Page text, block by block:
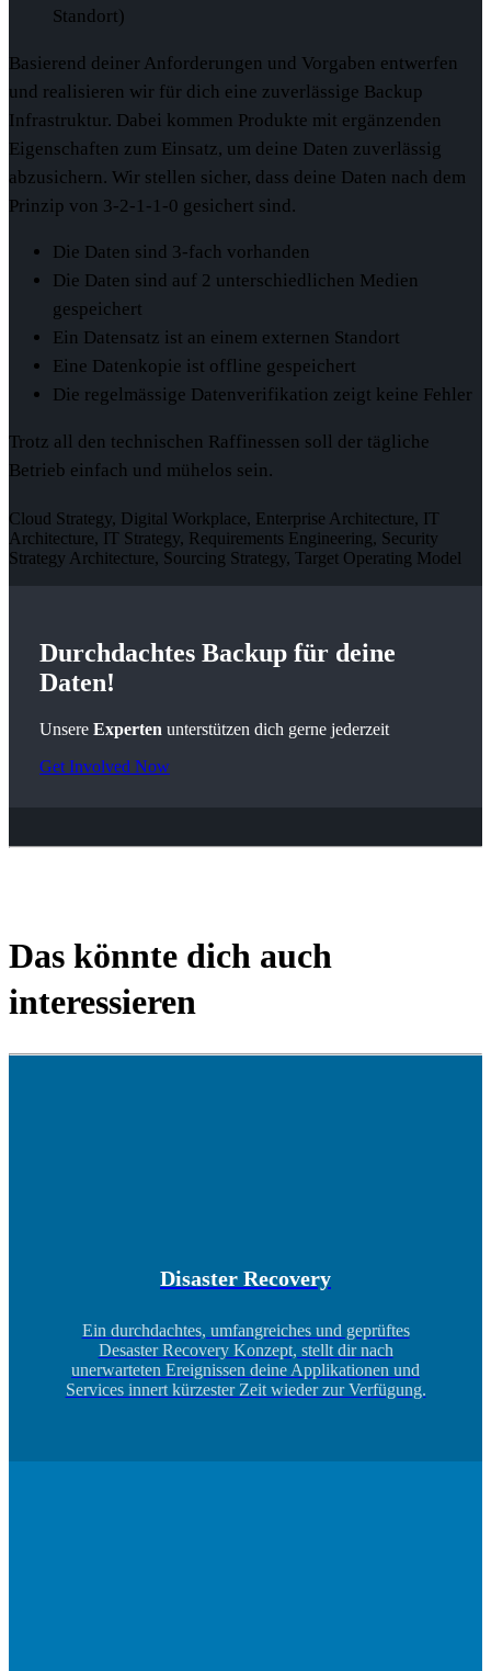
Standort)
Basierend deiner Anforderungen und Vorgaben entwerfen
und realisieren wir für dich eine zuverlässige Backup
Infrastruktur. Dabei kommen Produkte mit ergänzenden
Eigenschaften zum Einsatz, um deine Daten zuverlässig
abzusichern. Wir stellen sicher, dass deine Daten nach dem
Prinzip von 3-2-1-1-0 gesichert sind.
Die Daten sind 3-fach vorhanden
Die Daten sind auf 2 unterschiedlichen Medien
gespeichert
Ein Datensatz ist an einem externen Standort
Eine Datenkopie ist offline gespeichert
Die regelmässige Datenverifikation zeigt keine Fehler
Trotz all den technischen Raffinessen soll der tägliche
Betrieb einfach und mühelos sein.
Cloud Strategy, Digital Workplace, Enterprise Architecture, IT
Architecture, IT Strategy, Requirements Engineering, Security
Strategy Architecture, Sourcing Strategy, Target Operating Model
Durchdachtes Backup für deine
Daten!
Unsere Experten unterstützen dich gerne jederzeit
Get Involved Now
Das könnte dich auch
interessieren
Disaster Recovery
Ein durchdachtes, umfangreiches und geprüftes
Desaster Recovery Konzept, stellt dir nach
unerwarteten Ereignissen deine Applikationen und
Services innert kürzester Zeit wieder zur Verfügung.